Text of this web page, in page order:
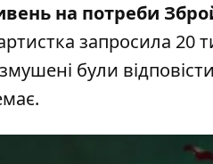
на потреби
запросила 20
були